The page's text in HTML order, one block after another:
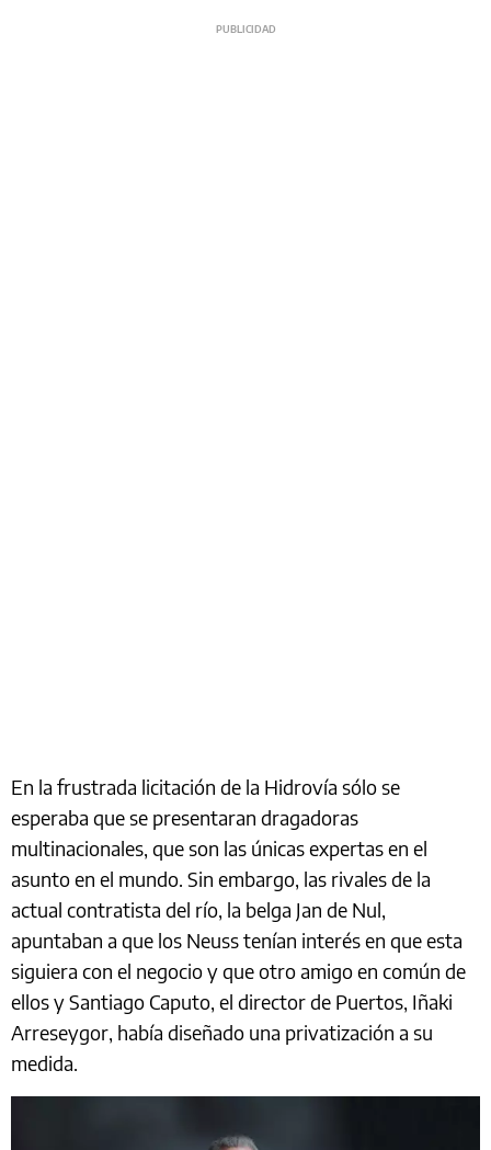
En la frustrada licitación de la Hidrovía sólo se
esperaba que se presentaran dragadoras
multinacionales, que son las únicas expertas en el
asunto en el mundo. Sin embargo, las rivales de la
actual contratista del río, la belga Jan de Nul,
apuntaban a que los Neuss tenían interés en que esta
siguiera con el negocio y que otro amigo en común de
ellos y Santiago Caputo, el director de Puertos, Iñaki
Arreseygor, había diseñado una privatización a su
medida.